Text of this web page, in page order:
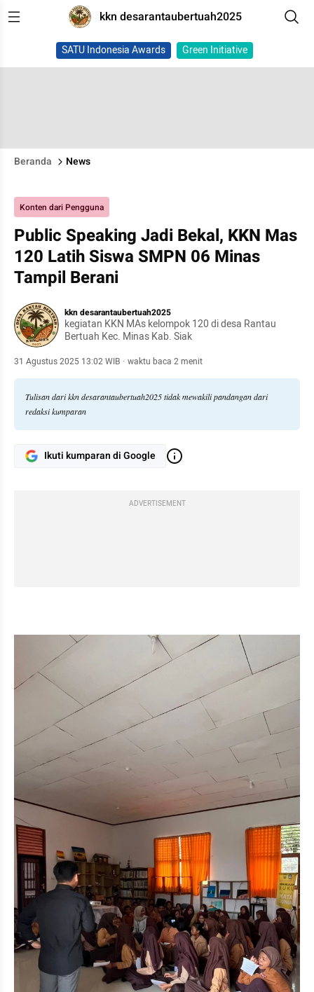
kkn desarantaubertuah2025
SATU Indonesia Awards Green Initiative
Beranda News
Konten dari Pengguna
Public Speaking Jadi Bekal, KKN Mas
120 Latih Siswa SMPN 06 Minas
Tampil Berani
kkn desarantaubertuah2025
kegiatan KKN MAs kelompok 120 di desa Rantau
Bertuah Kec. Minas Kab. Siak
31 Agustus 2025 13:02 WIB · waktu baca 2 menit
Tulisan dari kkn desarantaubertuah2025 tidak mewakili pandangan dari
redaksi kumparan
Ikuti kumparan di Google
ADVERTISEMENT